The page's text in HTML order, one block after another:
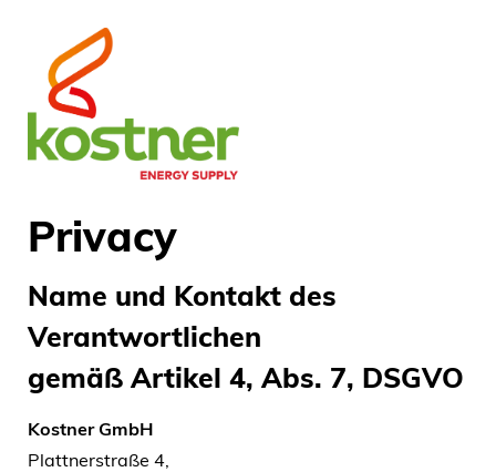
Privacy
Name und Kontakt des
Verantwortlichen
gemäß Artikel 4, Abs. 7, DSGVO
Kostner GmbH
Plattnerstraße 4,